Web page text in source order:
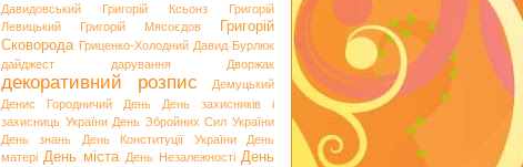
Давидовський
Григорій Ксьонз
Григорій
Левицький
Григорій Мясоєдов
Григорій
Сковорода Гриценко-Холодний Давид Бурлюк
дайджест
дарування Дворжак
декоративний розпис
Демуцький
Денис Городничий
День
День захисників і
захисниць України День Збройних Сил України
День знань
День Конституції України
День
матері День міста День Незалежності День